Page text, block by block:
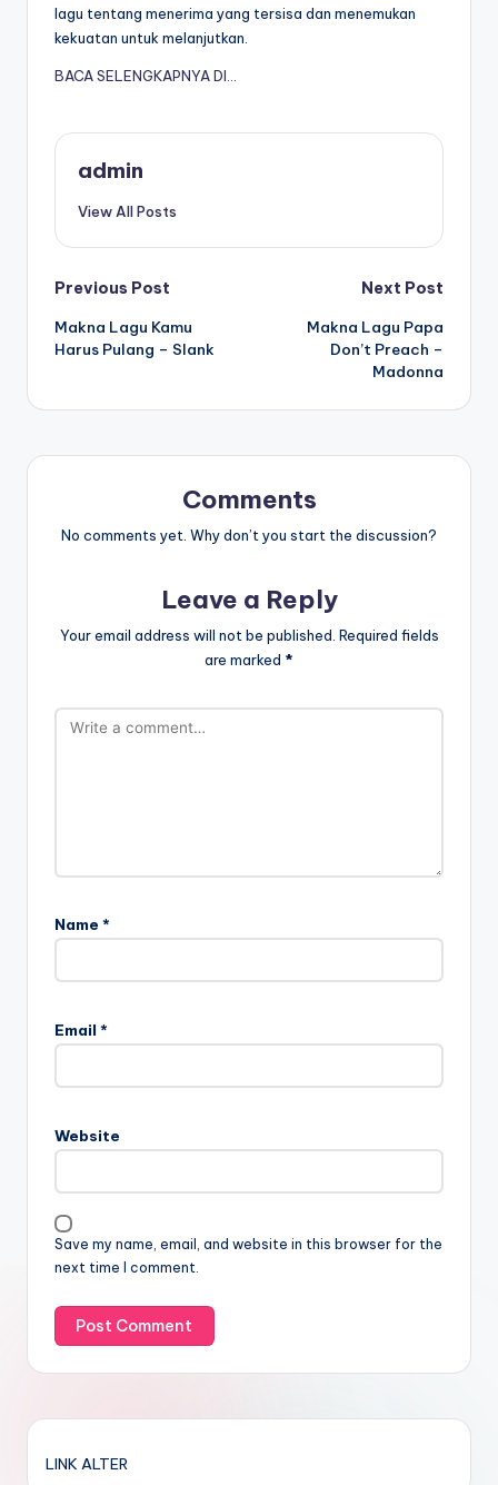
lagu tentang menerima yang tersisa dan menemukan
kekuatan untuk melanjutkan.
BACA SELENGKAPNYA DI…
admin
View All Posts
Post
navigation
Previous Post
Makna Lagu Kamu
Harus Pulang – Slank
Next Post
Makna Lagu Papa
Don’t Preach –
Madonna
Comments
No comments yet. Why don’t you start the discussion?
Leave a Reply
Your email address will not be published. Required fields
are marked *
Name *
Email *
Website
Save my name, email, and website in this browser for the
next time I comment.
LINK ALTER